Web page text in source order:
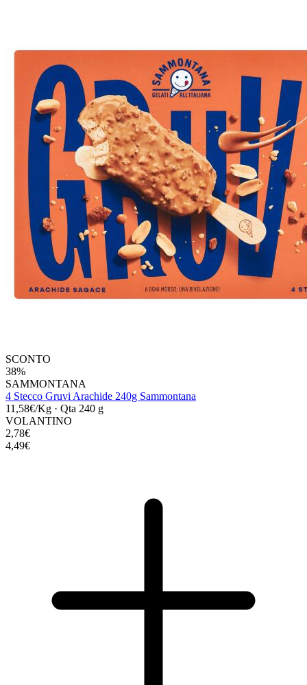
SCONTO
38%
SAMMONTANA
4 Stecco Gruvi Arachide 240g Sammontana
11,58€/Kg · Qta 240 g
VOLANTINO
2,78€
4,49€